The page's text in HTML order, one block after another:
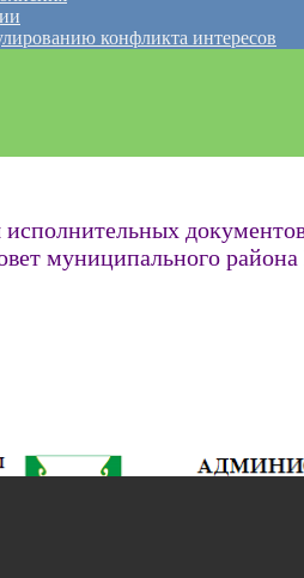
конфликта интересов
муниципального